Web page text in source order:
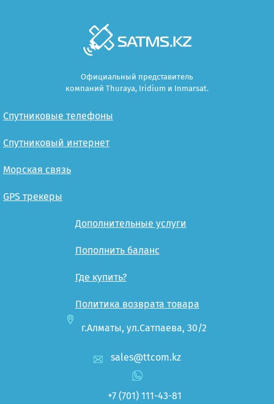
Официальный представитель
компаний Thuraya, Iridium и Inmarsat.
Спутниковые телефоны
Спутниковый интернет
Морская связь
GPS трекеры
Дополнительные услуги
Пополнить баланс
Где купить?
Политика возврата товара
г.Алматы, ул.Сатпаева, 30/2
sales@ttcom.kz
+7 (701) 111-43-81